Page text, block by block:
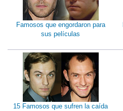
Famosos que engordaron para
sus películas
15 Famosos que sufren la caída